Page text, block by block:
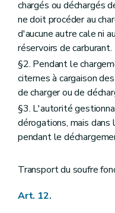
chargés ou déchargés
ne doit procéder au
d'aucune autre cale ni
réservoirs de carburant.
§2. Pendant le
citernes à cargaison
de charger ou de
§3. L'autorité
dérogations, mais
pendant le
Transport du soufre
Art. 12.